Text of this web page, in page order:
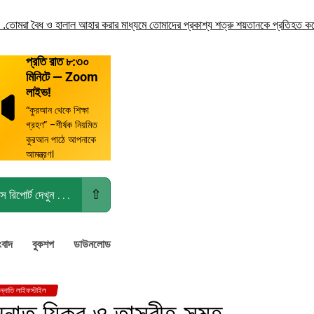
বৈধ ও হালাল আহার করার মাধ্যমে তোমাদের প্রকাশ্য শত্রু শয়তানকে প্রতিহত করো!
প্রতি রাত ৮:৩০
মিনিটে — Zoom
লাইভ!
“কুরআন থেকে শিক্ষা
গ্রহণ” -শীর্ষক নিয়মিত
কুরআন পাঠে আপনাকে
আমন্ত্রণ।
রিপোর্ট দেখুন . . . ⇧
বুকশপ ডাউনলোড
লাইফস্টাইল